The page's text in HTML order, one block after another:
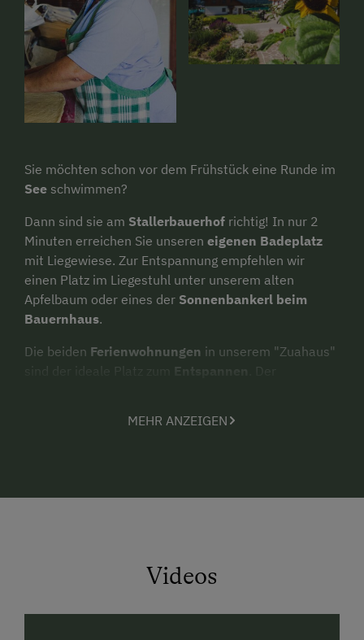
Sie möchten schon vor dem Frühstück eine Runde im
See schwimmen?
Dann sind sie am Stallerbauerhof richtig! In nur 2
Minuten erreichen Sie unseren eigenen Badeplatz
mit Liegewiese. Zur Entspannung empfehlen wir
einen Platz im Liegestuhl unter unserem alten
Apfelbaum oder eines der Sonnenbankerl beim
Bauernhaus.
Die beiden Ferienwohnungen in unserem "Zuahaus"
sind der ideale Platz zum Entspannen
. Der
unverbauten Blick über den Wolfgangsse!
Sie zu den nächsten Aktivitäten,
MEHR ANZEIGEN
Videos